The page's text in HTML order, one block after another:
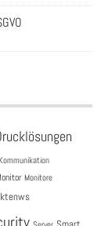
Monitore